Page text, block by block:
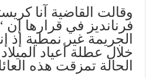
وقالت القاضية آنا
فرنانديز في قرارها
الجريمة غير نمطية إذ
خلال عطلة أعياد
الحالة تمزقت هذه